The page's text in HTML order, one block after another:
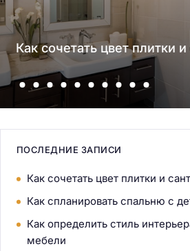
Как сочетать цвет плитки
ПОСЛЕДНИЕ ЗАПИСИ
Как сочетать цвет плитки и
Как спланировать спальню с
Как определить стиль
мебели